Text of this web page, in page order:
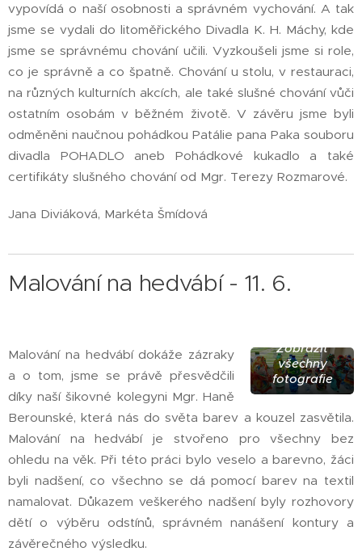
vypovídá o naší osobnosti a správném vychování. A tak
jsme se vydali do litoměřického Divadla K. H. Máchy, kde
jsme se správnému chování učili. Vyzkoušeli jsme si role,
co je správně a co špatně. Chování u stolu, v restauraci,
na různých kulturních akcích, ale také slušné chování vůči
ostatním osobám v běžném životě. V závěru jsme byli
odměněni naučnou pohádkou Patálie pana Paka souboru
divadla POHADLO aneb Pohádkové kukadlo a také
certifikáty slušného chování od Mgr. Terezy Rozmarové.
Jana Diviáková, Markéta Šmídová
Malování na hedvábí - 11. 6.
Zobrazit
všechny
fotografie
Malování na hedvábí dokáže zázraky
a o tom, jsme se právě přesvědčili
díky naší šikovné kolegyni Mgr. Haně
Berounské, která nás do světa barev a kouzel zasvětila.
Malování na hedvábí je stvořeno pro všechny bez
ohledu na věk. Při této práci bylo veselo a barevno, žáci
byli nadšení, co všechno se dá pomocí barev na textil
namalovat. Důkazem veškerého nadšení byly rozhovory
dětí o výběru odstínů, správném nanášení kontury a
závěrečného výsledku.